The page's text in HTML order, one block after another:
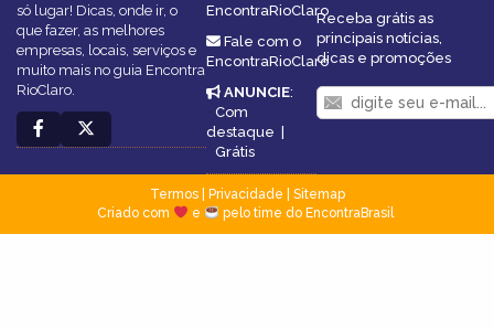
só lugar! Dicas, onde ir, o
que fazer, as melhores
empresas, locais, serviços e
muito mais no guia Encontra
RioClaro.
EncontraRioClaro
Fale com o
EncontraRioClaro
ANUNCIE:
Com
destaque |
Grátis
Receba grátis as
principais notícias,
dicas e promoções
Termos| Privacidade
Sitemap
Criado com
e pelo time do EncontraBrasil